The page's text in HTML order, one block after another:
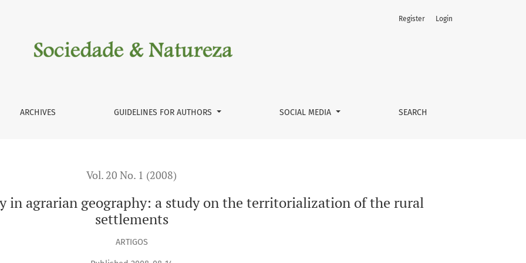
a study on the territorialization of the rural settlements
ARCHIVES GUIDELINES FOR AUTHORS SOCIAL MEDIA SEARCH
Register Login
Vol. 20 No. 1 (2008)
in agrarian geography: a study on the territorialization of the rural
settlements
ARTIGOS